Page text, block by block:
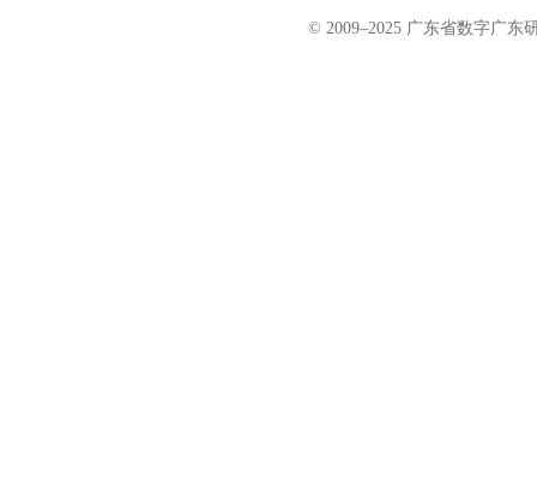
© 2009–2025 广东省数字广东